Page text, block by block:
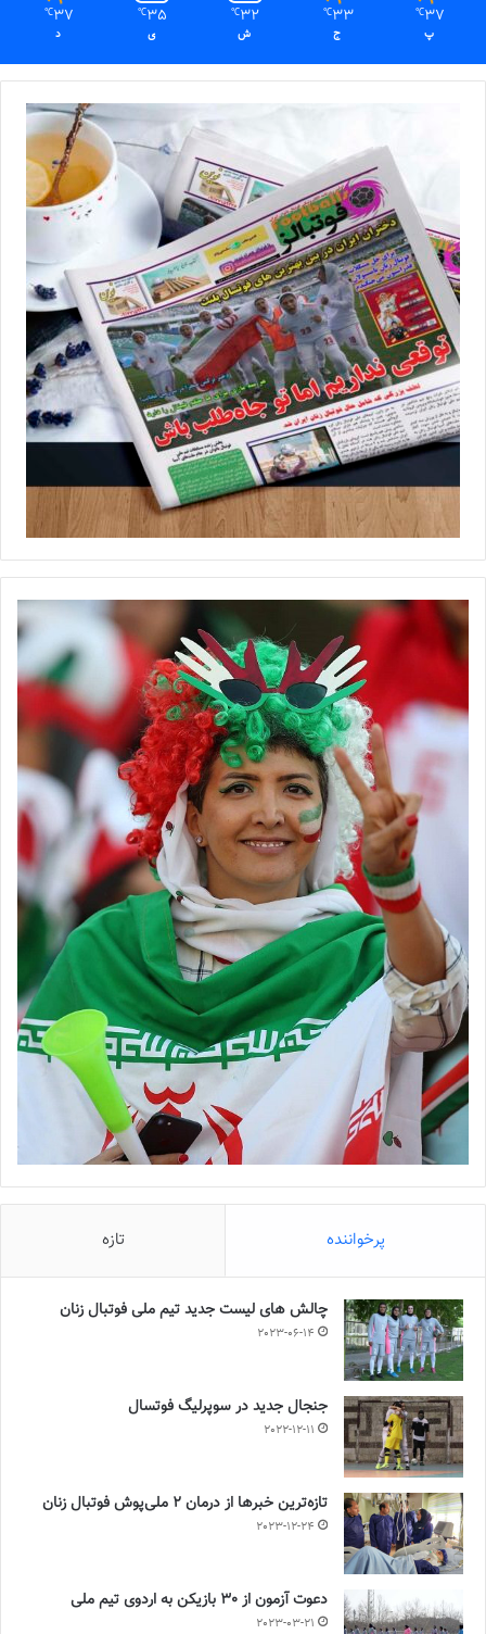
37
℃
پ
33
℃
ج
32
℃
ش
35
℃
ی
37
℃
د
پرخواننده تازه
چالش هاى ليست جدید تيم ملى فوتبال زنان
2023-06-14
جنجال جدید در سوپرلیگ فوتسال
2022-12-11
تازه‌ترین خبرها از درمان ۲ ملی‌پوش فوتبال زنان
2023-12-24
دعوت آزمون از 30 بازیکن به اردوی تیم ملی
2023-03-21